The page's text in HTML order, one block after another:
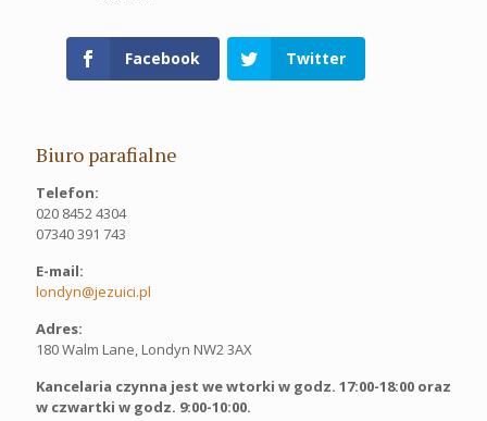
Facebook Twitter
Biuro parafialne
Telefon:
020 8452 4304
07340 391 743
E-mail:
londyn@jezuici.pl
Adres:
180 Walm Lane, Londyn NW2 3AX
Kancelaria czynna jest we wtorki w godz. 17:00-18:00 oraz
w czwartki w godz. 9:00-10:00.